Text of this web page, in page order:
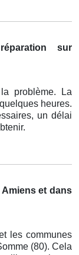
sur
problème. La
heures.
un délai
Amiens et dans
les communes
(80). Cela